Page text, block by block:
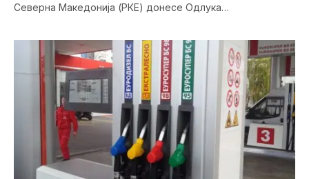
Северна Македонија (РКЕ) донесе Одлука…